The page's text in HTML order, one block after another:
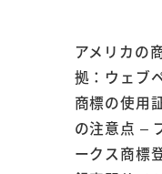
アメリカの
拠：ウェブ
商標の使用
の注意点 –
ークス商標